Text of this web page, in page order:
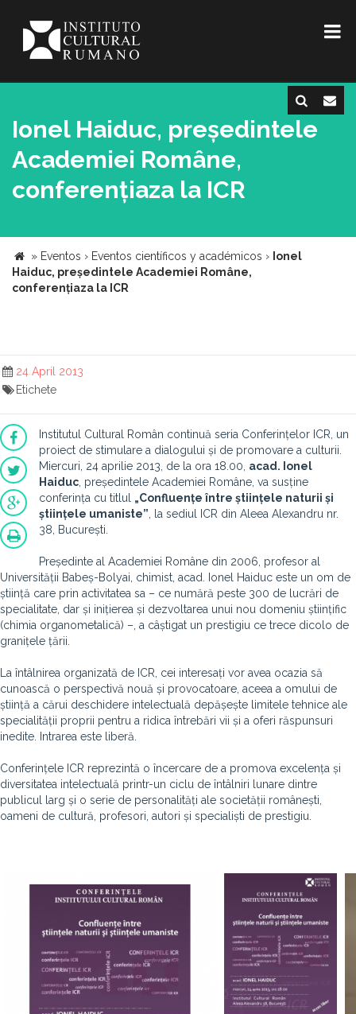
Ionel Haiduc, președintele
Academiei Române,
conferențiaza la ICR
» Eventos › Eventos científicos y académicos › Ionel
Haiduc, președintele Academiei Române,
conferențiaza la ICR
24 April 2013
Etichete
Institutul Cultural Român continuă seria Conferințelor ICR, un
proiect de stimulare a dialogului și de promovare a culturii.
Miercuri, 24 aprilie 2013, de la ora 18.00, acad. Ionel
Haiduc , președintele Academiei Române, va susține
conferința cu titlul „Confluențe între științele naturii și
științele umaniste” , la sediul ICR din Aleea Alexandru nr.
38, București.
Președinte al Academiei Române din 2006, profesor al
Universității Babeș-Bolyai, chimist, acad. Ionel Haiduc este un om de
știință care prin activitatea sa – ce numără peste 300 de lucrări de
specialitate, dar și inițierea și dezvoltarea unui nou domeniu științific
(chimia organometalică) –, a câștigat un prestigiu ce trece dicolo de
granițele țării.
La întâlnirea organizată de ICR, cei interesați vor avea ocazia să
cunoască o perspectivă nouă și provocatoare, aceea a omului de
știință a cărui deschidere intelectuală depășește limitele tehnice ale
specialității proprii pentru a ridica întrebări vii și a oferi răspunsuri
inedite. Intrarea este liberă.
Conferințele ICR reprezintă o încercare de a promova excelența și
diversitatea intelectuală printr-un ciclu de întâlniri lunare dintre
publicul larg și o serie de personalități ale societății românești,
oameni de cultură, profesori, autori și specialiști de prestigiu.